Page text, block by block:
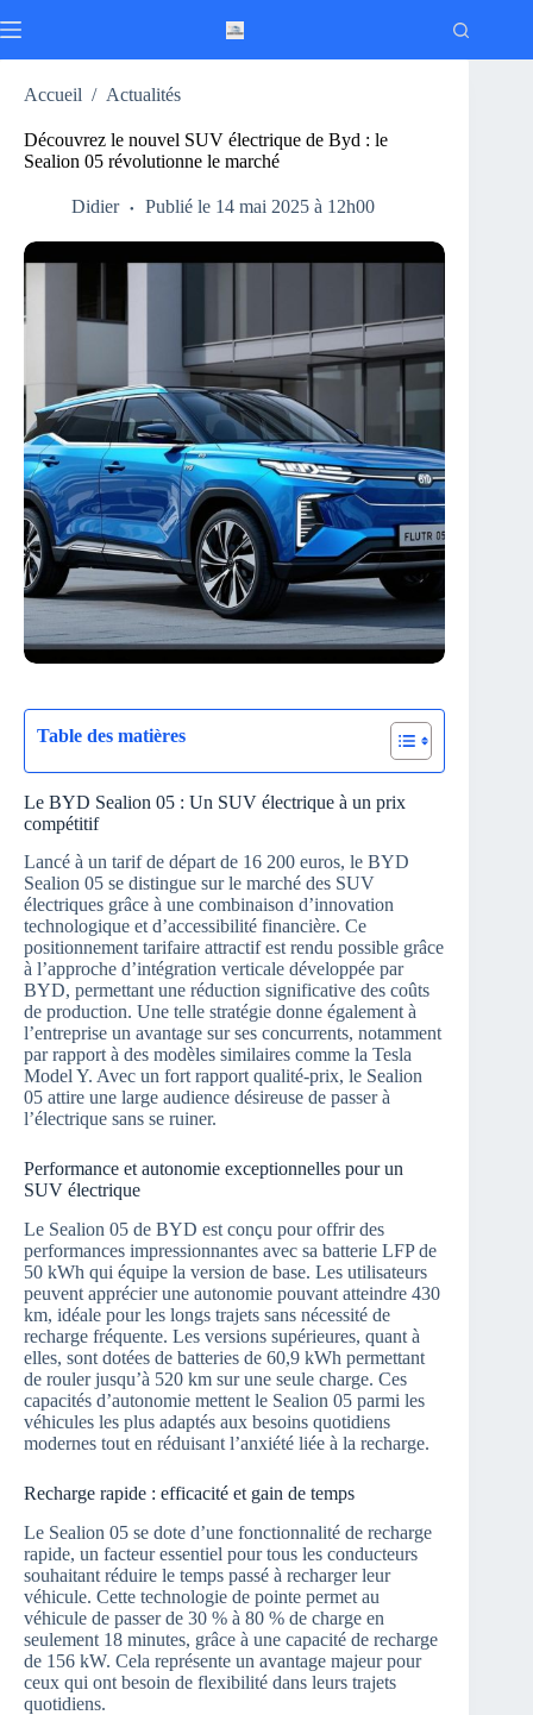
au
Accueil / Actualités
Découvrez le nouvel SUV électrique de Byd : le
Sealion 05 révolutionne le marché
Didier Publié le 14 mai 2025 à 12h00
Table des matières
Le BYD Sealion 05 : Un SUV électrique à un prix
compétitif
Lancé à un tarif de départ de 16 200 euros, le BYD
Sealion 05 se distingue sur le marché des SUV
électriques grâce à une combinaison d’innovation
technologique et d’accessibilité financière. Ce
positionnement tarifaire attractif est rendu possible grâce
à l’approche d’intégration verticale développée par
BYD, permettant une réduction significative des coûts
de production. Une telle stratégie donne également à
l’entreprise un avantage sur ses concurrents, notamment
par rapport à des modèles similaires comme la Tesla
Model Y. Avec un fort rapport qualité-prix, le Sealion
05 attire une large audience désireuse de passer à
l’électrique sans se ruiner.
Performance et autonomie exceptionnelles pour un
SUV électrique
Le Sealion 05 de BYD est conçu pour offrir des
performances impressionnantes avec sa batterie LFP de
50 kWh qui équipe la version de base. Les utilisateurs
peuvent apprécier une autonomie pouvant atteindre 430
km, idéale pour les longs trajets sans nécessité de
recharge fréquente. Les versions supérieures, quant à
elles, sont dotées de batteries de 60,9 kWh permettant
de rouler jusqu’à 520 km sur une seule charge. Ces
capacités d’autonomie mettent le Sealion 05 parmi les
véhicules les plus adaptés aux besoins quotidiens
modernes tout en réduisant l’anxiété liée à la recharge.
Recharge rapide : efficacité et gain de temps
Le Sealion 05 se dote d’une fonctionnalité de recharge
rapide, un facteur essentiel pour tous les conducteurs
souhaitant réduire le temps passé à recharger leur
véhicule. Cette technologie de pointe permet au
véhicule de passer de 30 % à 80 % de charge en
seulement 18 minutes, grâce à une capacité de recharge
de 156 kW. Cela représente un avantage majeur pour
ceux qui ont besoin de flexibilité dans leurs trajets
quotidiens.